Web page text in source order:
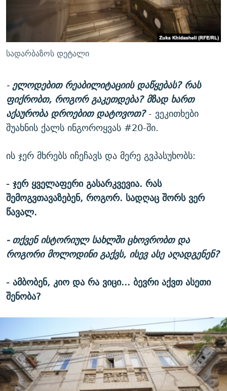
სადარბაზოს დეტალი
-ელოდებით რეაბილიტაციის დაწყებას? რას
ფიქრობთ, როგორ გაკეთდება? მზად ხართ
აქაურობა დროებით დატოვოთ?- ვეკითხები
შუახნის ქალს ინგოროყვას #20-ში.
ის ჯერ მხრებს იჩეჩავს და მერე გვპასუხობს:
- ჯერ ყველაფერი გასარკვევია. რას
შემოგვთავაზებენ, როგორ. სადღაც შორს ვერ
წავალ.
- თქვენ ისტორიულ სახლში ცხოვრობთ და
როგორი მოლოდინი გაქვს, ისევ ასე აღადგენენ?
- ამბობენ, კიო და რა ვიცი... ბევრი აქვთ ასეთი
შენობა?